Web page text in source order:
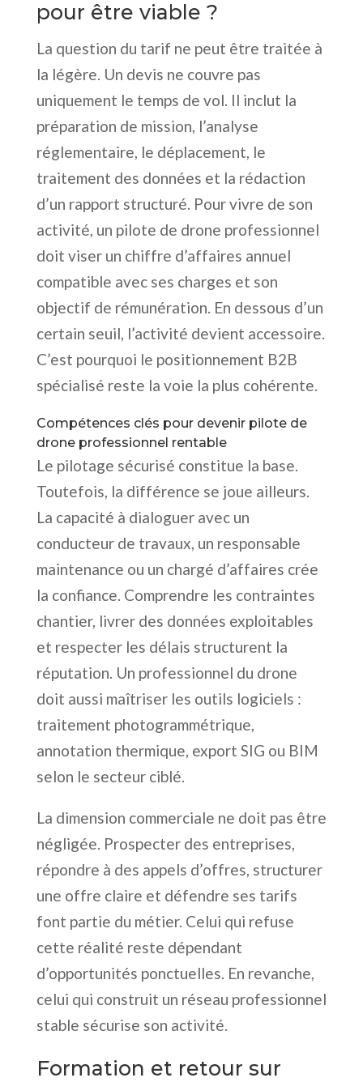
pour être viable ?
La question du tarif ne peut être traitée à
la légère. Un devis ne couvre pas
uniquement le temps de vol. Il inclut la
préparation de mission, l’analyse
réglementaire, le déplacement, le
traitement des données et la rédaction
d’un rapport structuré. Pour vivre de son
activité, un pilote de drone professionnel
doit viser un chiffre d’affaires annuel
compatible avec ses charges et son
objectif de rémunération. En dessous d’un
certain seuil, l’activité devient accessoire.
C’est pourquoi le positionnement B2B
spécialisé reste la voie la plus cohérente.
Compétences clés pour devenir pilote de
drone professionnel rentable
Le pilotage sécurisé constitue la base.
Toutefois, la différence se joue ailleurs.
La capacité à dialoguer avec un
conducteur de travaux, un responsable
maintenance ou un chargé d’affaires crée
la confiance. Comprendre les contraintes
chantier, livrer des données exploitables
et respecter les délais structurent la
réputation. Un professionnel du drone
doit aussi maîtriser les outils logiciels :
traitement photogrammétrique,
annotation thermique, export SIG ou BIM
selon le secteur ciblé.
La dimension commerciale ne doit pas être
négligée. Prospecter des entreprises,
répondre à des appels d’offres, structurer
une offre claire et défendre ses tarifs
font partie du métier. Celui qui refuse
cette réalité reste dépendant
d’opportunités ponctuelles. En revanche,
celui qui construit un réseau professionnel
stable sécurise son activité.
Formation et retour sur